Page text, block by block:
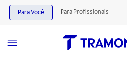
Para Você Para Profissionais
Produtos para Recipientes e Potes para